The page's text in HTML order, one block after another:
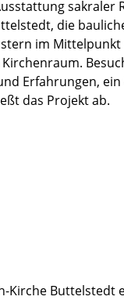
sakra­ler
die
im
Erfah­run­gen,
das Projekt ab.
Kirche Buttel­stedt